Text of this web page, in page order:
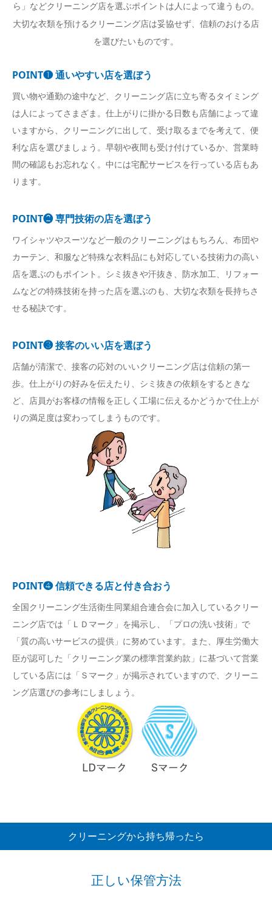
ら」などクリーニング店を選ぶポイントは人によって違うもの。
大切な衣類を預けるクリーニング店は妥協せず、信頼のおける店
を選びたいものです。
POINT❶ 通いやすい店を選ぼう
買い物や通勤の途中など、クリーニング店に立ち寄るタイミング
は人によってさまざま。仕上がりに掛かる日数も店舗によって違
いますから、クリーニングに出して、受け取るまでを考えて、便
利な店を選びましょう。早朝や夜間も受け付けているか、営業時
間の確認もお忘れなく。中には宅配サービスを行っている店もあ
ります。
POINT❷ 専門技術の店を選ぼう
ワイシャツやスーツなど一般のクリーニングはもちろん、布団や
カーテン、和服など特殊な衣料品にも対応している技術力の高い
店を選ぶのもポイント。シミ抜きや汗抜き、防水加工、リフォー
ムなどの特殊技術を持った店を選ぶのも、大切な衣類を長持ちさ
せる秘訣です。
POINT❸ 接客のいい店を選ぼう
店舗が清潔で、接客の応対のいいクリーニング店は信頼の第一
歩。仕上がりの好みを伝えたり、シミ抜きの依頼をするときな
ど、店員がお客様の情報を正しく工場に伝えるかどうかで仕上が
りの満足度は変わってしまうものです。
POINT❹ 信頼できる店と付き合おう
全国クリーニング生活衛生同業組合連合会に加入しているクリー
ニング店では「ＬＤマーク」を掲示し、「プロの洗い技術」で
「質の高いサービスの提供」に努めています。また、厚生労働大
臣が認可した「クリーニング業の標準営業約款」に基づいて営業
している店には「Ｓマーク」が掲示されていますので、クリーニ
ング店選びの参考にしましょう。
クリーニングから持ち帰ったら
正しい保管方法